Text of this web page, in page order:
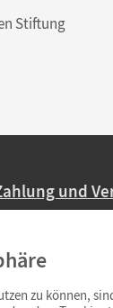
Stiftung
und
59,– EUR
in
zu können,